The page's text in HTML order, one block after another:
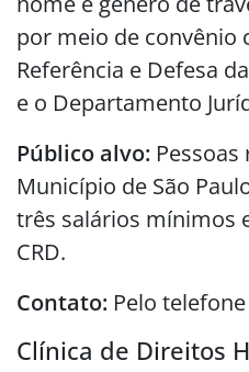
por meio de convênio
Referência e Defesa
e o Departamento
Público alvo:
Município de São
três salários mínimos
CRD.
Contato: Pelo
Clínica de Direitos